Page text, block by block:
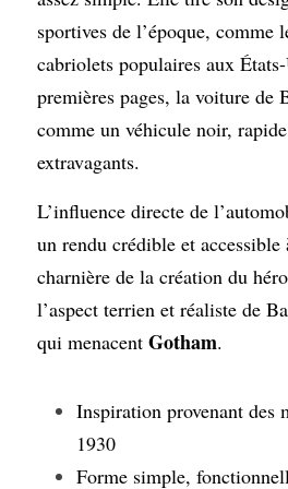
sportives de l’époque, comme
cabriolets populaires aux
premières pages, la voiture de
comme un véhicule noir,
extravagants.
L’influence directe de
un rendu crédible et accessible
charnière de la création du
l’aspect terrien et réaliste de
qui menacent Gotham.
Inspiration provenant des
1930
Forme simple,